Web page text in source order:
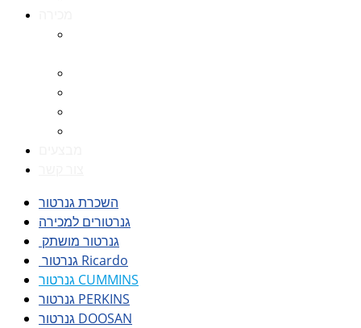
השכרת גנרטור
גנרטורים למכירה
גנרטור מושתק
גנרטור Ricardo
גנרטור CUMMINS
גנרטור PERKINS
גנרטור DOOSAN